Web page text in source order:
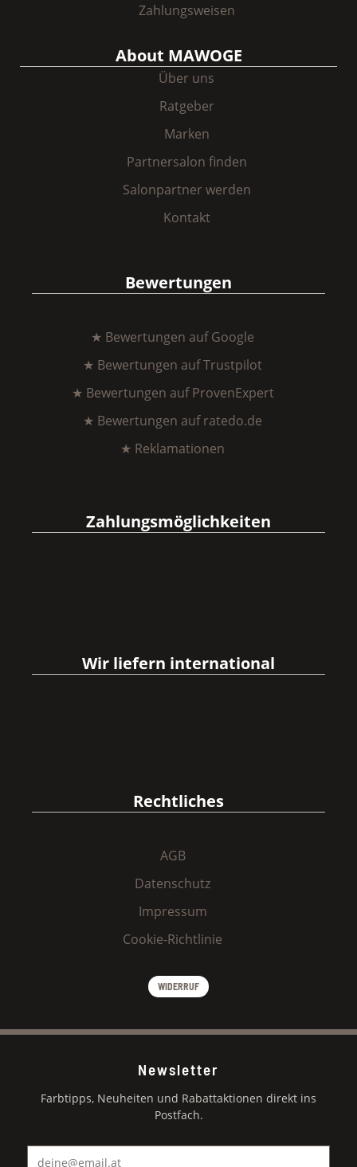
Zahlungsweisen
About MAWOGE
Über uns
Ratgeber
Marken
Partnersalon finden
Salonpartner werden
Kontakt
Bewertungen
★ Bewertungen auf Google
★ Bewertungen auf Trustpilot
★ Bewertungen auf ProvenExpert
★ Bewertungen auf ratedo.de
★ Reklamationen
Zahlungsmöglichkeiten
Wir liefern international
Rechtliches
AGB
Datenschutz
Impressum
Cookie-Richtlinie
WIDERRUF
Newsletter
Farbtipps, Neuheiten und Rabattaktionen direkt ins
Postfach.